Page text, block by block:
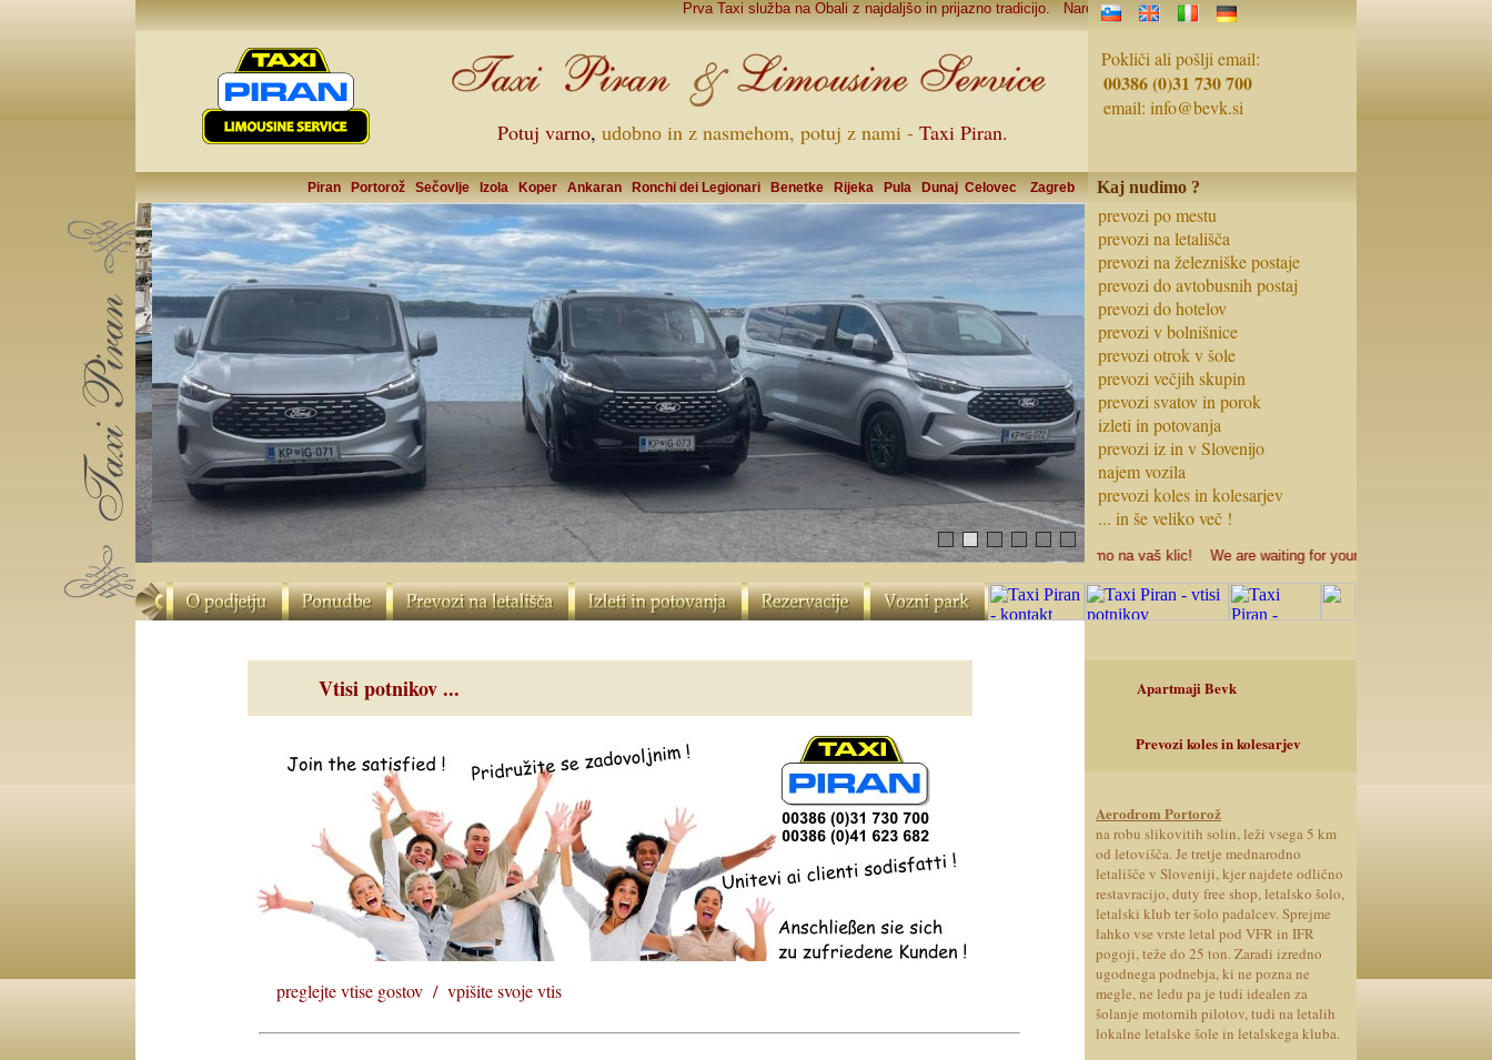
Prva Taxi služba na Obali z najdaljšo in prijazno tradicijo. Naročite svoj prevoz in pridružite se številnim zadovoljnim strankam !
Potuj varno, udobnoin z nasmehom, potuj z nami - Taxi Piran.
Pokliči ali pošlji email:
00386 (0)31 730 700
email: info@bevk.si
Piran Portorož Sečovlje Izola Koper Ankaran Ronchi dei Legionari Benetke Rijeka Pula Dunaj Celovec Zagreb Kaj nudimo ?
prevozi po mestu
prevozi na letališča
prevozi na železniške postaje
prevozi do avtobusnih postaj
prevozi do hotelov
prevozi v bolnišnice
prevozi otrok v šole
prevozi večjih skupin
prevozi svatov in porok
izleti in potovanja
prevozi iz in v Slovenijo
najem vozila
prevozi koles in kolesarjev
... in še veliko več !
Čakamo na vaš klic! We are waiting for your call! Stiamo
Vtisi potnikov ...
preglejte vtise gostov / vpišite svoje vtis
Apartmaji Bevk
Prevozi koles in kolesarjev
Aerodrom Portorož
na robu slikovitih solin, leži vsega 5 km
od letovišča. Je tretje mednarodno
letališče v Sloveniji, kjer najdete odlično
restavracijo, duty free shop, letalsko šolo,
letalski klub ter šolo padalcev. Sprejme
lahko vse vrste letal pod VFR in IFR
pogoji, teže do 25 ton. Zaradi izredno
ugodnega podnebja, ki ne pozna ne
megle, ne ledu pa je tudi idealen za
šolanje motornih pilotov, tudi na letalih
lokalne letalske šole in letalskega kluba.